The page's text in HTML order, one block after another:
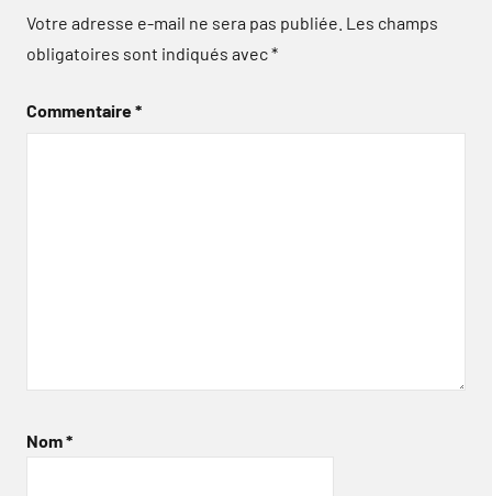
Votre adresse e-mail ne sera pas publiée. Les champs
obligatoires sont indiqués avec*
Commentaire*
Nom*